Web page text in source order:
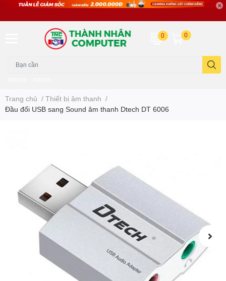
0 0
Trang chủ / Thiết bị âm thanh /
Đầu đổi USB sang Sound âm thanh Dtech DT 6006